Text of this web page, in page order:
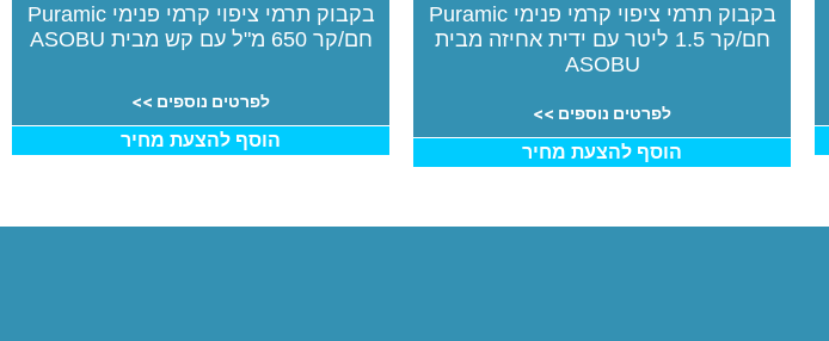
בקבוק תרמי ציפוי קרמי פנימי Puramic
חם/קר 1.5 ליטר עם ידית אחיזה מבית
ASOBU
לפרטים נוספים >>
הוסף להצעת מחיר
בקבוק תרמי ציפוי קרמי פנימי Puramic
חם/קר 650 מ"ל עם קש מבית ASOBU
לפרטים נוספים >>
הוסף להצעת מחיר